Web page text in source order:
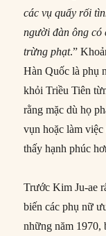
các vụ quấy rối
người đàn ông có
trừng phạt.”
Hàn Quốc là phụ
khỏi Triều Tiên
rằng mặc dù họ
vụn hoặc làm
thấy hạnh phúc
Trước Kim Ju-ae
biến các phụ nữ
những năm 1970,